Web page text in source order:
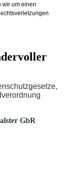
wir um einen
GbR